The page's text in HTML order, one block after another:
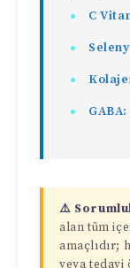
C
⚠️
alan tüm
amaçlıdır;
veya tedavi